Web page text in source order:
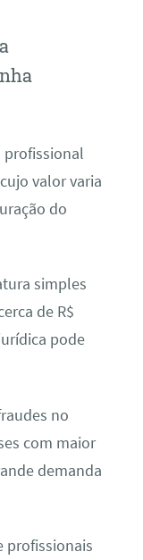
profissional
valor varia
do
simples
de R$
pode
no
com maior
demanda
profissionais